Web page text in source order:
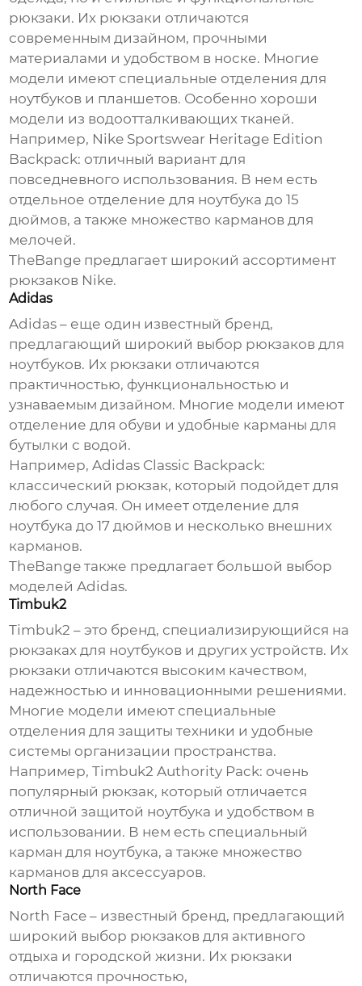
рюкзаки. Их рюкзаки отличаются
современным дизайном, прочными
материалами и удобством в носке. Многие
модели имеют специальные отделения для
ноутбуков и планшетов. Особенно хороши
модели из водоотталкивающих тканей.
Например, Nike Sportswear Heritage Edition
Backpack: отличный вариант для
повседневного использования. В нем есть
отдельное отделение для ноутбука до 15
дюймов, а также множество карманов для
мелочей.
TheBange предлагает широкий ассортимент
рюкзаков Nike.
Adidas
Adidas – еще один известный бренд,
предлагающий широкий выбор рюкзаков для
ноутбуков. Их рюкзаки отличаются
практичностью, функциональностью и
узнаваемым дизайном. Многие модели имеют
отделение для обуви и удобные карманы для
бутылки с водой.
Например, Adidas Classic Backpack:
классический рюкзак, который подойдет для
любого случая. Он имеет отделение для
ноутбука до 17 дюймов и несколько внешних
карманов.
TheBange также предлагает большой выбор
моделей Adidas.
Timbuk2
Timbuk2 – это бренд, специализирующийся на
рюкзаках для ноутбуков и других устройств. Их
рюкзаки отличаются высоким качеством,
надежностью и инновационными решениями.
Многие модели имеют специальные
отделения для защиты техники и удобные
системы организации пространства.
Например, Timbuk2 Authority Pack: очень
популярный рюкзак, который отличается
отличной защитой ноутбука и удобством в
использовании. В нем есть специальный
карман для ноутбука, а также множество
карманов для аксессуаров.
North Face
North Face – известный бренд, предлагающий
широкий выбор рюкзаков для активного
отдыха и городской жизни. Их рюкзаки
отличаются прочностью,